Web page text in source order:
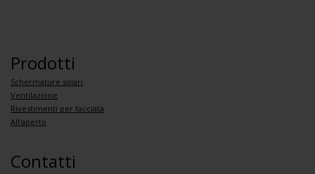
Prodotti
Schermature solari
Ventilazione
Rivestimenti per facciata
All'aperto
Contatti